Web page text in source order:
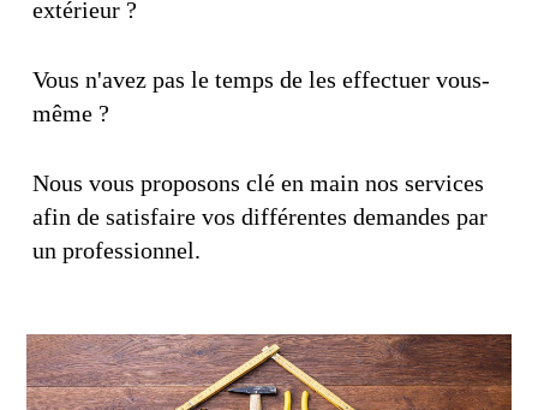
extérieur ?
Vous n'avez pas le temps de les effectuer vous-
même ?
Nous vous proposons clé en main nos services
afin de satisfaire vos différentes demandes par
un professionnel.